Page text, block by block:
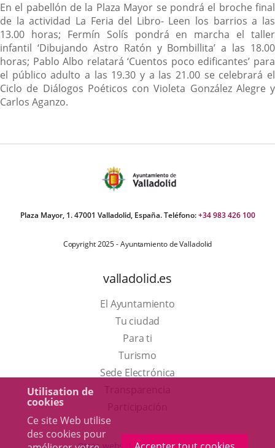
Utilisation de
cookies
Ce site Web utilise
des cookies pour
En el pabellón de la Plaza Mayor se pondrá el broche final
de la actividad La Feria del Libro- Leen los barrios a las
13.00 horas; Fermín Solís pondrá en marcha el taller
infantil ‘Dibujando Astro Ratón y Bombillita’ a las 18.00
horas; Pablo Albo relatará ‘Cuentos poco edificantes’ para
el público adulto a las 19.30 y a las 21.00 se celebrará el
Ciclo de Diálogos Poéticos con Violeta González Alegre y
Carlos Aganzo.
Plaza Mayor, 1. 47001 Valladolid, España. Teléfono:+34 983 426 100
Copyright 2025 - Ayuntamiento de Valladolid
valladolid.es
El Ayuntamiento
Tu ciudad
Para ti
TurismoEste
enlace
una
Sede Electrónica
externa.